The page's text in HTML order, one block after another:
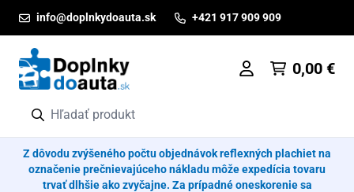
info@doplnkydoauta.sk +421 917 909 909
0,00 €
Z dôvodu zvýšeného počtu objednávok reflexných plachiet na
označenie prečnievajúceho nákladu môže expedícia tovaru
trvať dlhšie ako zvyčajne. Za prípadné oneskorenie sa